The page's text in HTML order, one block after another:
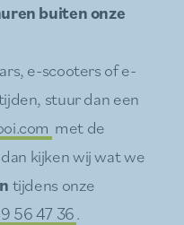
buiten onze
e-scooters of e-
stuur dan een
met de
kijken wij wat we
tijdens onze
56 47 36 .